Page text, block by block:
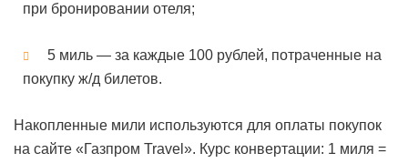
при бронировании отеля;
5 миль — за каждые 100 рублей, потраченные на
покупку ж/д билетов.
Накопленные мили используются для оплаты покупок
на сайте «Газпром Travel». Курс конвертации: 1 миля =